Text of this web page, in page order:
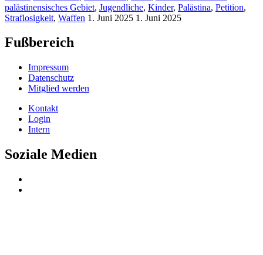
palästinensisches Gebiet, Jugendliche, Kinder, Palästina, Petition,
Straflosigkeit, Waffen 1. Juni 2025 1. Juni 2025
Fußbereich
Impressum
Datenschutz
Mitglied werden
Kontakt
Login
Intern
Soziale Medien